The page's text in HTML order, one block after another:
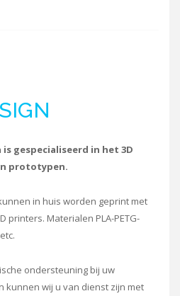
is gespecialiseerd in het 3D
prototypen.
in huis worden geprint met
printers. Materialen PLA-PETG-
ondersteuning bij uw
kunnen wij u van dienst zijn met